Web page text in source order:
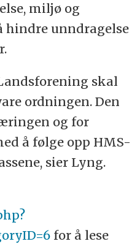
miljø og
hindre unndragelse
skal
ordningen. Den
og for
å følge opp HMS-
sier Lyng.
for å lese